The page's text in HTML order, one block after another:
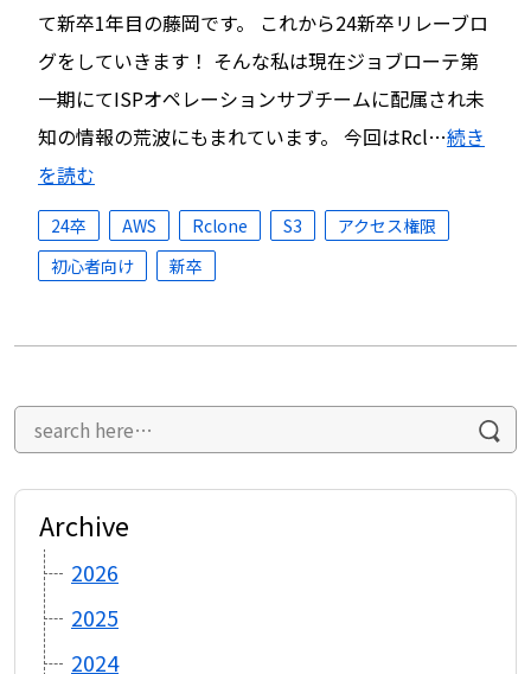
て新卒1年目の藤岡です。 これから24新卒リレーブロ
グをしていきます！ そんな私は現在ジョブローテ第
一期にてISPオペレーションサブチームに配属され未
知の情報の荒波にもまれています。 今回はRcl…続き
を読む
24卒 AWS Rclone S3
アクセス権限
初心者向け
新卒
Archive
2026
2025
2024